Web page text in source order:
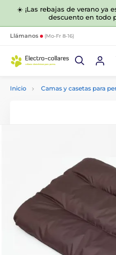
☀️ ¡Las rebajas de verano ya
descuento en todo
Llámanos (Mo-Fr 8-16)
Inicio Camas y casetas para